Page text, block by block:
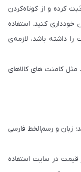
کرده و از کوتاه‌کردن
خودداری کنید. استفاده
داشته باشد، لازمه‌ی
مثل کامنت های کالاهای
زبان و رسم‌الخط فارسی
قیمت در سایت استفاده